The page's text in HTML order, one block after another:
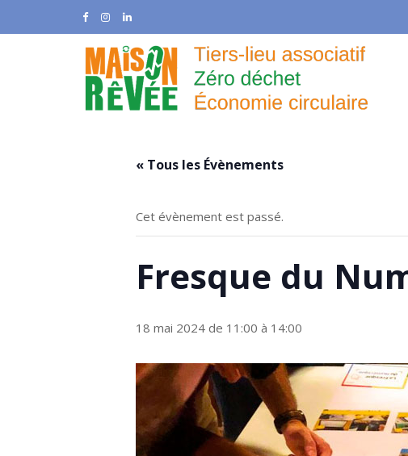
« Tous les Évènements
Cet évènement est passé.
Fresque du
18 mai 2024 de 11:00 à 14:00